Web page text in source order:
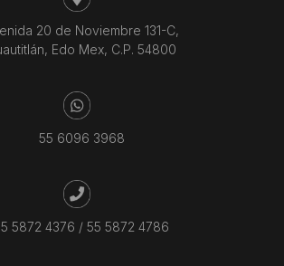
20 de Noviembre 131-C,
Edo Mex, C.P. 54800
55 6096 3968
5872 4376 / 55 5872 4786